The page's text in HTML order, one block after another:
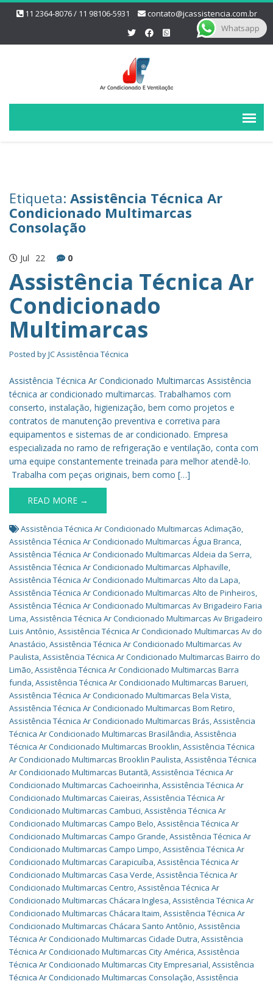
11 2364-8076 / 11 98106-5931 contato@jcassistencia.com.br
Etiqueta: Assistência Técnica Ar
Condicionado Multimarcas
Consolação
Jul 22 0
Assistência Técnica Ar
Condicionado
Multimarcas
Posted byJC Assistência Técnica
Assistência Técnica Ar Condicionado Multimarcas Assistência
técnica ar condicionado multimarcas. Trabalhamos com
conserto, instalação, higienização, bem como projetos e
contratos de manutenção preventiva e corretiva para
equipamentos e sistemas de ar condicionado. Empresa
especializada no ramo de refrigeração e ventilação, conta com
uma equipe constantemente treinada para melhor atendê-lo.
Trabalha com peças originais, bem como […]
READ MORE →
Assistência Técnica Ar Condicionado Multimarcas Aclimação,
Assistência Técnica Ar Condicionado Multimarcas Água Branca,
Assistência Técnica Ar Condicionado Multimarcas Aldeia da Serra,
Assistência Técnica Ar Condicionado Multimarcas Alphaville,
Assistência Técnica Ar Condicionado Multimarcas Alto da Lapa,
Assistência Técnica Ar Condicionado Multimarcas Alto de Pinheiros,
Assistência Técnica Ar Condicionado Multimarcas Av Brigadeiro Faria
Lima,Assistência Técnica Ar Condicionado Multimarcas Av Brigadeiro
Luis Antônio,Assistência Técnica Ar Condicionado Multimarcas Av do
Anastácio,Assistência Técnica Ar Condicionado Multimarcas Av
Paulista,Assistência Técnica Ar Condicionado Multimarcas Bairro do
Limão,Assistência Técnica Ar Condicionado Multimarcas Barra
funda,Assistência Técnica Ar Condicionado Multimarcas Barueri,
Assistência Técnica Ar Condicionado Multimarcas Bela Vista,
Assistência Técnica Ar Condicionado Multimarcas Bom Retiro,
Assistência Técnica Ar Condicionado Multimarcas Brás,Assistência
Técnica Ar Condicionado Multimarcas Brasilândia,Assistência
Técnica Ar Condicionado Multimarcas Brooklin,Assistência Técnica
Ar Condicionado Multimarcas Brooklin Paulista,Assistência Técnica
Ar Condicionado Multimarcas Butantã,Assistência Técnica Ar
Condicionado Multimarcas Cachoeirinha,Assistência Técnica Ar
Condicionado Multimarcas Caieiras,Assistência Técnica Ar
Condicionado Multimarcas Cambuci,Assistência Técnica Ar
Condicionado Multimarcas Campo Belo,Assistência Técnica Ar
Condicionado Multimarcas Campo Grande,Assistência Técnica Ar
Condicionado Multimarcas Campo Limpo,Assistência Técnica Ar
Condicionado Multimarcas Carapicuíba,Assistência Técnica Ar
Condicionado Multimarcas Casa Verde,Assistência Técnica Ar
Condicionado Multimarcas Centro,Assistência Técnica Ar
Condicionado Multimarcas Chácara Inglesa,Assistência Técnica Ar
Condicionado Multimarcas Chácara Itaim,Assistência Técnica Ar
Condicionado Multimarcas Chácara Santo Antônio,Assistência
Técnica Ar Condicionado Multimarcas Cidade Dutra,Assistência
Técnica Ar Condicionado Multimarcas City América,Assistência
Técnica Ar Condicionado Multimarcas City Empresarial,Assistência
Técnica Ar Condicionado Multimarcas Consolação,Assistência
Whatsapp